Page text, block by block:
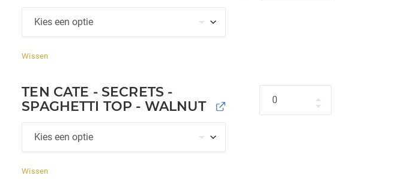
Wissen
TEN CATE - SECRETS -
SPAGHETTI TOP - WALNUT
Wissen